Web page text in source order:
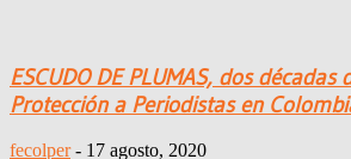
ESCUDO DE PLUMAS, dos
Protección a Periodistas en
fecolper - 17 agosto, 2020